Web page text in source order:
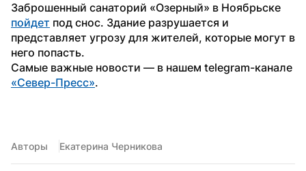
пойдет под снос. Здание разрушается и
представляет угрозу для жителей, которые могут в
него попасть.
«Север-Пресс».
Авторы Екатерина Черникова